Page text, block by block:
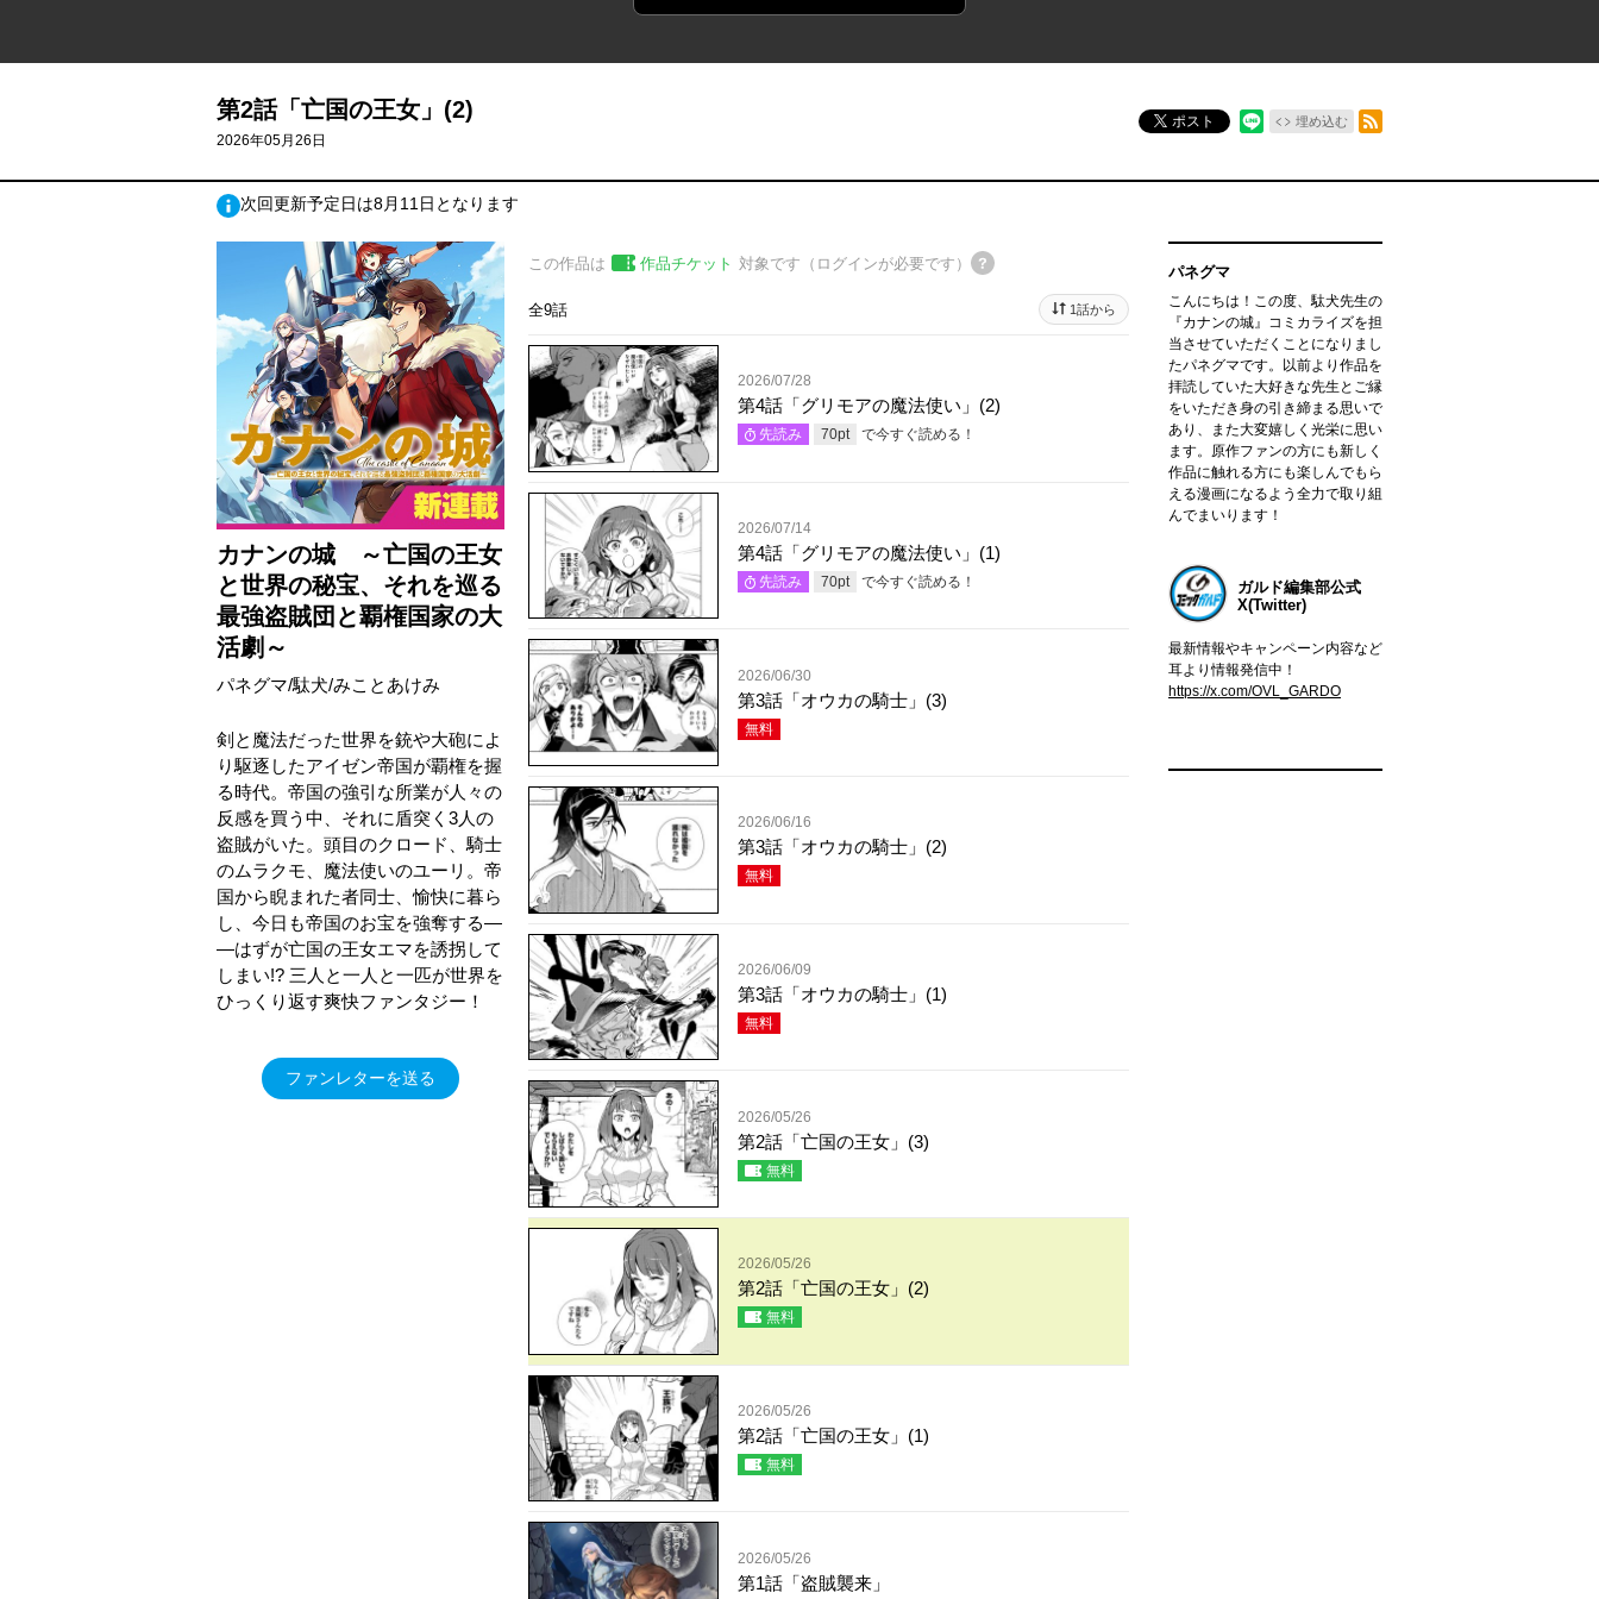
第2話「亡国の王女」(2)
2026年05月26日
ポスト 埋め込む
次回更新予定日は8月11日となります
カナンの城 ～亡国の王女
と世界の秘宝、それを巡る
最強盗賊団と覇権国家の大
活劇～
パネグマ/駄犬/みことあけみ
剣と魔法だった世界を銃や大砲によ
り駆逐したアイゼン帝国が覇権を握
る時代。帝国の強引な所業が人々の
反感を買う中、それに盾突く3人の
盗賊がいた。頭目のクロード、騎士
のムラクモ、魔法使いのユーリ。帝
国から睨まれた者同士、愉快に暮ら
し、今日も帝国のお宝を強奪する―
―はずが亡国の王女エマを誘拐して
しまい!? 三人と一人と一匹が世界を
ひっくり返す爽快ファンタジー！
ファンレターを送る
この作品は 作品チケット 対象です（ログインが必要です）
全9話 1話から
2026/07/28
第4話「グリモアの魔法使い」(2)
先読み 70pt で今すぐ読める！
2026/07/14
第4話「グリモアの魔法使い」(1)
先読み 70pt で今すぐ読める！
2026/06/30
第3話「オウカの騎士」(3)
無料
2026/06/16
第3話「オウカの騎士」(2)
無料
2026/06/09
第3話「オウカの騎士」(1)
無料
2026/05/26
第2話「亡国の王女」(3)
無料
2026/05/26
第2話「亡国の王女」(2)
無料
2026/05/26
第2話「亡国の王女」(1)
無料
2026/05/26
第1話「盗賊襲来」
パネグマ
こんにちは！この度、駄犬先生の
『カナンの城』コミカライズを担
当させていただくことになりまし
たパネグマです。以前より作品を
拝読していた大好きな先生とご縁
をいただき身の引き締まる思いで
あり、また大変嬉しく光栄に思い
ます。原作ファンの方にも新しく
作品に触れる方にも楽しんでもら
える漫画になるよう全力で取り組
んでまいります！
ガルド編集部公式
X(Twitter)
最新情報やキャンペーン内容など
耳より情報発信中！
https://x.com/OVL_GARDO